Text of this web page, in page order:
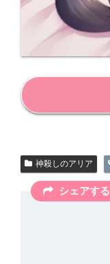
神殺しのアリア
シェアする